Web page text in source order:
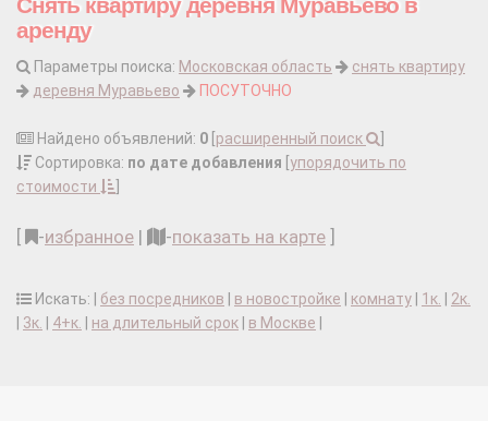
Снять квартиру деревня Муравьево в
аренду
Параметры поиска: Московская область
снять квартиру
деревня Муравьево
ПОСУТОЧНО
Найдено объявлений: 0 расширенный поиск
Сортировка: по дате добавления упорядочить по
стоимости
-избранное | -показать на карте
Искать: | без посредников в новостройке комнату 1к.
2к.
3к. 4+к. на длительный срок в Москве